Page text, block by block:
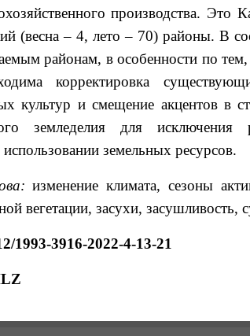
производства.
(весна – 4, лето – 70) районы. В
районам, в особенности по
корректировка
культур и смещение акцентов в
земледелия для исключения
земельных ресурсов.
изменение климата, сезоны
вегетации, засухи, засушливость,
1993-3916-2022-4-13-21